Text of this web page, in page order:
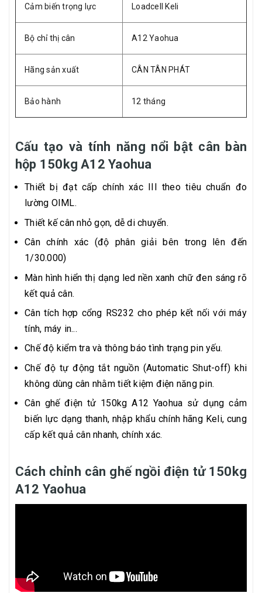
Cảm biến trọng lực Loadcell Keli
Bộ chỉ thị cân A12 Yaohua
Hãng sản xuất CÂN TÂN PHÁT
Bảo hành 12 tháng
Cấu tạo và tính năng nổi bật cân bàn
hộp 150kg A12 Yaohua
Thiết bị đạt cấp chính xác III theo tiêu chuẩn đo
lường OIML.
Thiết kế cân nhỏ gọn, dễ di chuyển.
Cân chính xác (độ phân giải bên trong lên đến
1/30.000)
Màn hình hiển thị dạng led nền xanh chữ đen sáng rõ
kết quả cân.
Cân tích hợp cổng RS232 cho phép kết nối với máy
tính, máy in...
Chế độ kiểm tra và thông báo tình trạng pin yếu.
Chế độ tự động tắt nguồn (Automatic Shut-off) khi
không dùng cân nhằm tiết kiệm điện năng pin.
Cân ghế điện tử 150kg A12 Yaohua sử dụng cảm
biến lực dạng thanh, nhập khẩu chính hãng Keli, cung
cấp kết quả cân nhanh, chính xác.
Cách chỉnh cân ghế ngồi điện tử 150kg
A12 Yaohua